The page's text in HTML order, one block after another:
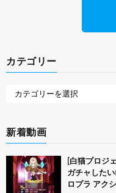
カテゴリー
新着動画
[白猫プロジ
ガチャした
ロプラ アク